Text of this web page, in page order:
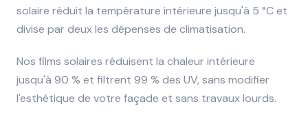
solaire réduit la température intérieure jusqu'à 5 °C et
divise par deux les dépenses de climatisation.
Nos films solaires réduisent la chaleur intérieure
jusqu'à 90 % et filtrent 99 % des UV, sans modifier
l'esthétique de votre façade et sans travaux lourds.